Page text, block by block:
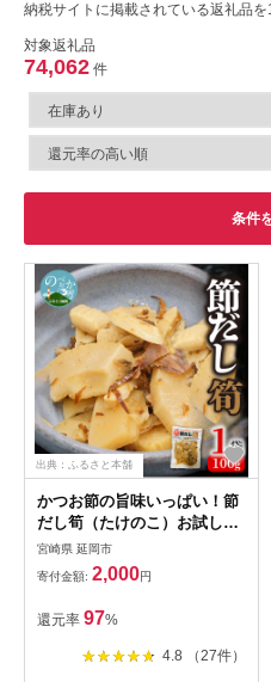
納税サイトに掲載されている返礼品
対象返礼品
74,062 件
条件
出典：ふるさと本舗
かつお節の旨味いっぱい！節
だし筍（たけのこ）お試しセ
ット N067-YZA0139
宮崎県 延岡市
寄付金額: 2,000円
還元率 97%
4.8 （27件）